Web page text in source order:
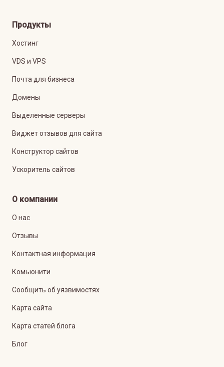
Продукты
Хостинг
VDS и VPS
Почта для бизнеса
Домены
Выделенные серверы
Виджет отзывов для сайта
Конструктор сайтов
Ускоритель сайтов
О компании
О нас
Отзывы
Контактная информация
Комьюнити
Сообщить об уязвимостях
Карта сайта
Карта статей блога
Блог